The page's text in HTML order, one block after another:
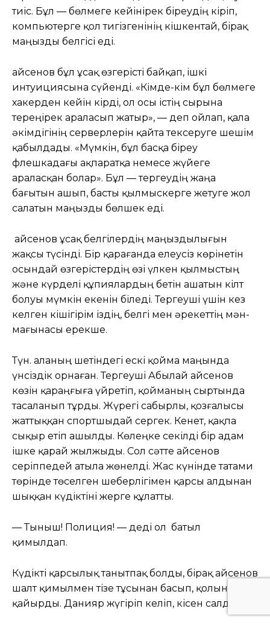
тиіс. Бұл — бөлмеге кейінірек біреудің кіріп,
компьютерге қол тигізгенінің кішкентай, бірақ
маңызды белгісі еді.
Қайсенов бұл ұсақ өзгерісті байқап, ішкі
интуициясына сүйенді. «Кімде-кім бұл бөлмеге
хакерден кейін кірді, ол осы істің сырына
тереңірек араласып жатыр», — деп ойлап, қала
әкімдігінің серверлерін қайта тексеруге шешім
қабылдады. «Мүмкін, бұл басқа біреу
флешкадағы ақпаратқа немесе жүйеге
араласқан болар». Бұл — тергеудің жаңа
бағытын ашып, басты қылмыскерге жетуге жол
салатын маңызды бөлшек еді.
Қайсенов ұсақ белгілердің маңыздылығын
жақсы түсінді. Бір қарағанда елеусіз көрінетін
осындай өзгерістердің өзі үлкен қылмыстың
және күрделі құпиялардың бетін ашатын кілт
болуы мүмкін екенін біледі. Тергеуші үшін кез
келген кішігірім іздің, белгі мен әрекеттің мән-
мағынасы ерекше.
Түн. Қаланың шетіндегі ескі қойма маңында
үнсіздік орнаған. Тергеуші Абылай Қайсенов
көзін қараңғыға үйретіп, қойманың сыртында
тасаланып тұрды. Жүрегі сабырлы, қозғалысы
жаттыққан спортшыдай сергек. Кенет, қақпа
сықыр етіп ашылды. Көлеңке секілді бір адам
ішке қарай жылжыды. Сол сәтте Қайсенов
серіппедей атыла жөнелді. Жас күнінде татами
төрінде төселген шеберлігімен қарсы алдынан
шыққан күдіктіні жерге құлатты.
— Тыныш! Полиция! — деді ол батыл
қимылдап.
Күдікті қарсылық танытпақ болды, бірақ Қайсенов
шалт қимылмен тізе тұсынан басып, қолын
қайырды. Данияр жүгіріп келіп, кісен салды.